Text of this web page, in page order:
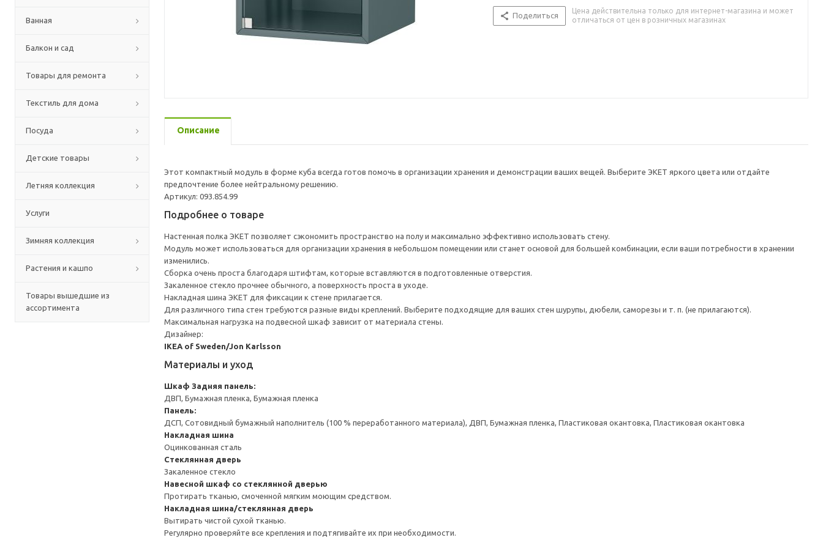
Ванная
Балкон и сад
Товары для ремонта
Текстиль для дома
Посуда
Детские товары
Летняя коллекция
Услуги
Зимняя коллекция
Растения и кашпо
Товары вышедшие из
ассортимента
Поделиться
Цена действительна только для интернет-магазина и может
отличаться от цен в розничных магазинах
Описание
Этот компактный модуль в форме куба всегда готов помочь в организации хранения и демонстрации ваших вещей. Выберите ЭКЕТ яркого цвета или отдайте
предпочтение более нейтральному решению.
Артикул: 093.854.99
Подробнее о товаре
Настенная полка ЭКЕТ позволяет сэкономить пространство на полу и максимально эффективно использовать стену.
Модуль может использоваться для организации хранения в небольшом помещении или станет основой для большей комбинации, если ваши потребности в хранении
изменились.
Сборка очень проста благодаря штифтам, которые вставляются в подготовленные отверстия.
Закаленное стекло прочнее обычного, а поверхность проста в уходе.
Накладная шина ЭКЕТ для фиксации к стене прилагается.
Для различного типа стен требуются разные виды креплений. Выберите подходящие для ваших стен шурупы, дюбели, саморезы и т. п. (не прилагаются).
Максимальная нагрузка на подвесной шкаф зависит от материала стены.
Дизайнер:
IKEA of Sweden/Jon Karlsson
Материалы и уход
Шкаф Задняя панель:
ДВП, Бумажная пленка, Бумажная пленка
Панель:
ДСП, Сотовидный бумажный наполнитель (100 % переработанного материала), ДВП, Бумажная пленка, Пластиковая окантовка, Пластиковая окантовка
Накладная шина
Оцинкованная сталь
Стеклянная дверь
Закаленное стекло
Навесной шкаф со стеклянной дверью
Протирать тканью, смоченной мягким моющим средством.
Накладная шина/стеклянная дверь
Вытирать чистой сухой тканью.
Регулярно проверяйте все крепления и подтягивайте их при необходимости.